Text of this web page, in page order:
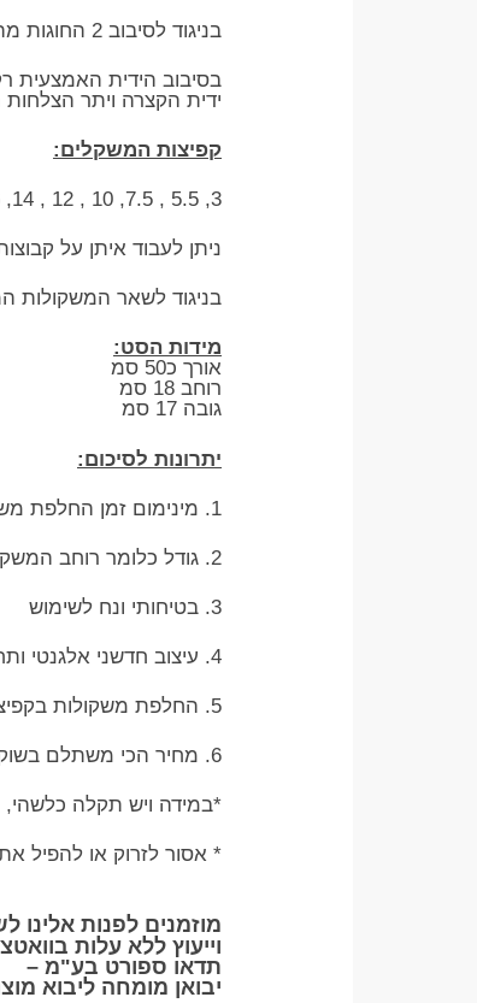
בניגוד לסיבוב 2 החוגות מהצדדים של סוג ה 552 , 1090
בסיבוב הידית האמצעית
ידית הקצרה ויתר
קפיצות המשקלים:
3, 5.5 , 7.5, 10 , 12 , 14, 16, 18.5, 20.5 , 23 , 25 , 27 , 29.5 , 31.5 , 34 , 36 ק"ג
ניתן לעבוד איתן על
בניגוד לשאר המשקולות
מידות הסט:
אורך כ50 סמ
רוחב 18 סמ
גובה 17 סמ
יתרונות לסיכום:
1. מינימום זמן החלפת משקל ללא התעסקות מיותרת , יעיל בעבודה בין סטים , ודרופ סט זריז.
2. גודל כלומר רוחב המשקולת הכללי יורד או עולה בהתאם למשקל שעובדים איתו
3. בטיחותי ונח לשימוש
4. עיצוב חדשני אלגנטי ותחושה אותנטית של עבודה עם משקולות יד
5. החלפת משקולות בקפיצות קטנות מאוד
6. מחיר הכי משתלם בשוק בארץ תבדקו אותנו !
*במידה ויש תקלה כלשהי,
* אסור לזרוק או להפיל
מוזמנים לפנות אלינו
וייעוץ ללא עלות
תדאו ספורט בע"מ –
יבואן מומחה ליבוא